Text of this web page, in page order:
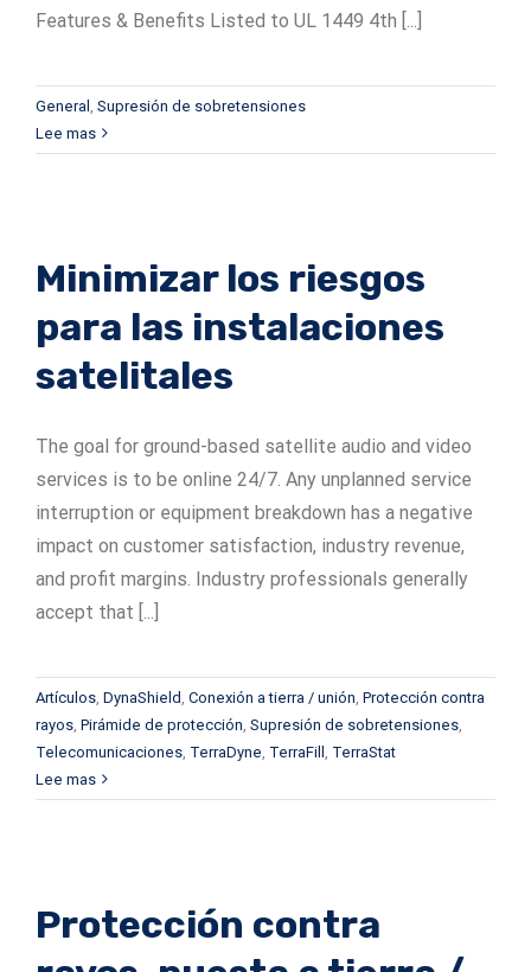
Features & Benefits Listed to UL 1449 4th [...]
General
Supresión de sobretensiones
Lee mas
Minimizar los riesgos
para las instalaciones
satelitales
The goal for ground-based satellite audio and video
services is to be online 24/7. Any unplanned service
interruption or equipment breakdown has a negative
impact on customer satisfaction, industry revenue,
and profit margins. Industry professionals generally
accept that [...]
Artículos DynaShield Conexión a tierra / unión Protección contra
rayos Pirámide de protección Supresión de sobretensiones
Telecomunicaciones TerraDyne TerraFill
TerraStat
Lee mas
Protección contra